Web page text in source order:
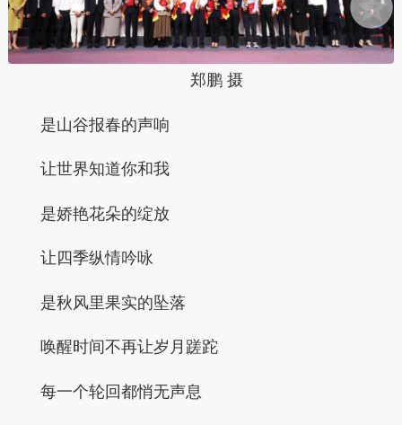
郑鹏 摄
是山谷报春的声响
让世界知道你和我
是娇艳花朵的绽放
让四季纵情吟咏
是秋风里果实的坠落
唤醒时间不再让岁月蹉跎
每一个轮回都悄无声息